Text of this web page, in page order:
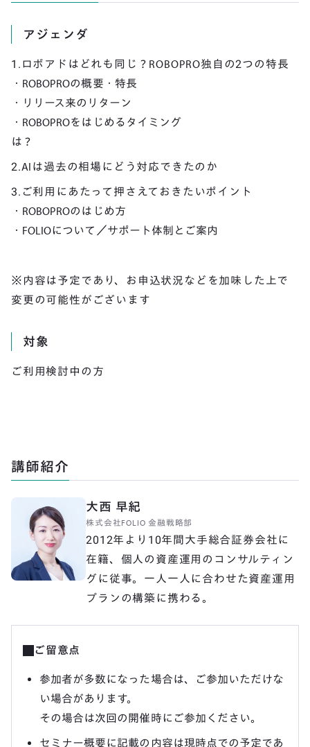
アジェンダ
1.ロボアドはどれも同じ？ROBOPRO独自の2つの特長
・ROBOPROの概要・特長
・リリース来のリターン
・ROBOPROをはじめるタイミング
は？
2.AIは過去の相場にどう対応できたのか
3.ご利用にあたって押さえておきたいポイント
・ROBOPROのはじめ方
・FOLIOについて／サポート体制とご案内
※内容は予定であり、お申込状況などを加味した上で
変更の可能性がございます
対象
ご利用検討中の方
講師紹介
大西 早紀
株式会社FOLIO 金融戦略部
2012年より10年間大手総合証券会社に
在籍、個人の資産運用のコンサルティン
グに従事。一人一人に合わせた資産運用
プランの構築に携わる。
ご留意点
参加者が多数になった場合は、ご参加いただけな
い場合があります。
その場合は次回の開催時にご参加ください。
セミナー概要に記載の内容は現時点での予定であ